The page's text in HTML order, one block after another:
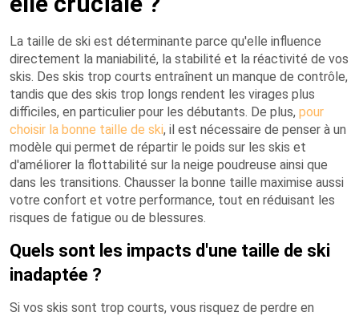
La taille de ski est déterminante parce qu'elle influence
directement la maniabilité, la stabilité et la réactivité de vos
skis. Des skis trop courts entraînent un manque de contrôle,
tandis que des skis trop longs rendent les virages plus
difficiles, en particulier pour les débutants. De plus, pour
choisir la bonne taille de ski, il est nécessaire de penser à un
modèle qui permet de répartir le poids sur les skis et
d'améliorer la flottabilité sur la neige poudreuse ainsi que
dans les transitions. Chausser la bonne taille maximise aussi
votre confort et votre performance, tout en réduisant les
risques de fatigue ou de blessures.
Quels sont les impacts d'une taille de ski
inadaptée ?
Si vos skis sont trop courts, vous risquez de perdre en